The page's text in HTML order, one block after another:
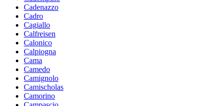
Cadenazzo
Cadro
Cagiallo
Calfreisen
Calonico
Calpiogna
Cama
Camedo
Camignolo
Camischolas
Camorino